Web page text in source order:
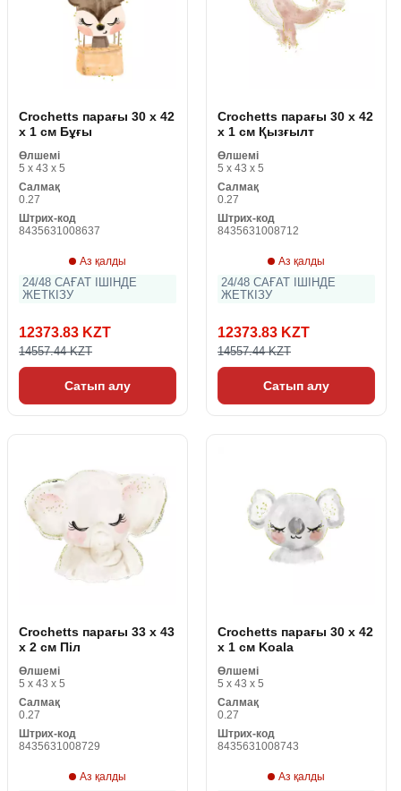
Crochetts парағы 30 x 42
x 1 см Бұғы
Өлшемі
5 x 43 x 5
Салмақ
0.27
Штрих-код
8435631008637
Аз қалды
24/48 САҒАТ ІШІНДЕ
ЖЕТКІЗУ
12373.83 KZT
14557.44 KZT
Сатып алу
Crochetts парағы 30 x 42
x 1 см Қызғылт
Өлшемі
5 x 43 x 5
Салмақ
0.27
Штрих-код
8435631008712
Аз қалды
24/48 САҒАТ ІШІНДЕ
ЖЕТКІЗУ
12373.83 KZT
14557.44 KZT
Сатып алу
Crochetts парағы 33 x 43
x 2 см Піл
Өлшемі
5 x 43 x 5
Салмақ
0.27
Штрих-код
8435631008729
Аз қалды
Crochetts парағы 30 x 42
x 1 см Koala
Өлшемі
5 x 43 x 5
Салмақ
0.27
Штрих-код
8435631008743
Аз қалды